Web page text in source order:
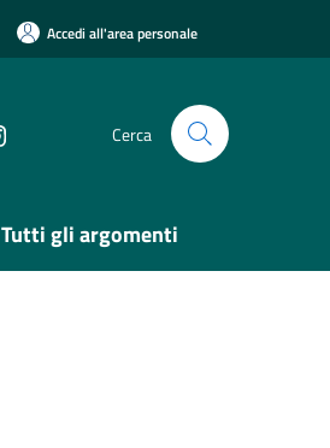
Accedi all'area personale
Cerca
Tutti gli argomenti